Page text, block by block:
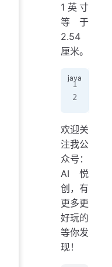
1英寸
等于
2.54
厘米。
欢迎关
注我公
众号：
AI悦
创，有
更多更
好玩的
等你发
现！